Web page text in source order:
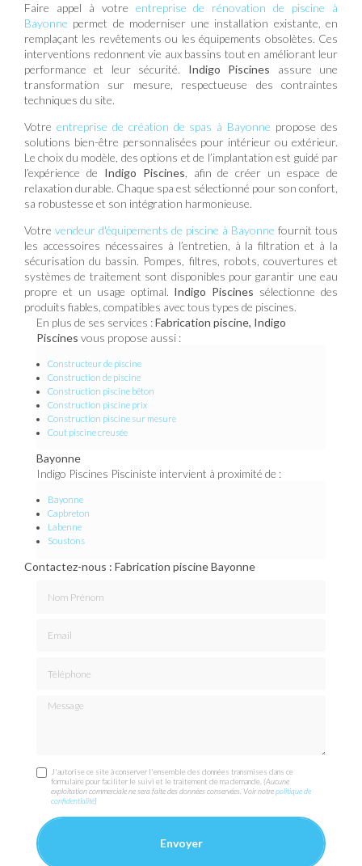
Faire appel à votre entreprise de rénovation de piscine à
Bayonne permet de moderniser une installation existante, en
remplaçant les revêtements ou les équipements obsolètes. Ces
interventions redonnent vie aux bassins tout en améliorant leur
performance et leur sécurité. Indigo Piscines assure une
transformation sur mesure, respectueuse des contraintes
techniques du site.
Votre entreprise de création de spas à Bayonne propose des
solutions bien-être personnalisées pour intérieur ou extérieur.
Le choix du modèle, des options et de l’implantation est guidé par
l’expérience de Indigo Piscines , afin de créer un espace de
relaxation durable. Chaque spa est sélectionné pour son confort,
sa robustesse et son intégration harmonieuse.
Votre vendeur d'équipements de piscine à Bayonne fournit tous
les accessoires nécessaires à l’entretien, à la filtration et à la
sécurisation du bassin. Pompes, filtres, robots, couvertures et
systèmes de traitement sont disponibles pour garantir une eau
propre et un usage optimal. Indigo Piscines sélectionne des
produits fiables, compatibles avec tous types de piscines.
En plus de ses services :Fabrication piscine, Indigo
Piscines vous propose aussi :
Constructeur de piscine
Construction de piscine
Construction piscine béton
Construction piscine prix
Construction piscine sur mesure
Cout piscine creusée
Bayonne
Indigo Piscines Pisciniste intervient à proximité de :
Bayonne
Capbreton
Labenne
Soustons
Contactez-nous : Fabrication piscine Bayonne
Message
J'autorise ce site à conserver l'ensemble des données transmises dans ce
formulaire pour faciliter le suivi et le traitement de ma demande.(Aucune
exploitation commerciale ne sera faite des données conservées. Voir notrepolitique de
confidentialité)